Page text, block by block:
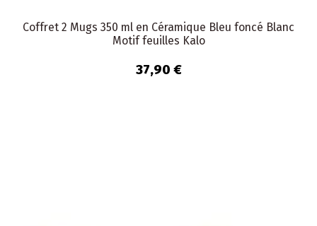
Coffret 2 Mugs 350 ml en Céramique Bleu foncé Blanc
Motif feuilles Kalo
37,90 €